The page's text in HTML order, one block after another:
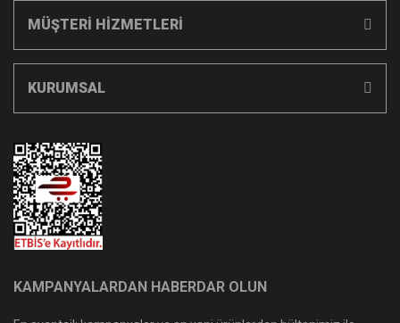
MÜŞTERİ HİZMETLERİ
KURUMSAL
KAMPANYALARDAN HABERDAR OLUN